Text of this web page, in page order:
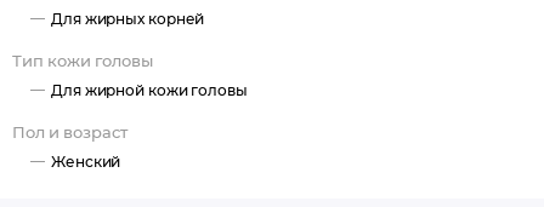
Для жирных корней
Тип кожи головы
Для жирной кожи головы
Пол и возраст
Женский